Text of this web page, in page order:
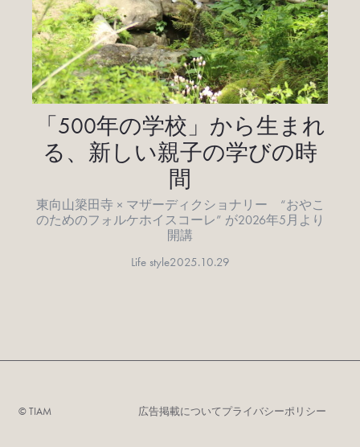
「500年の学校」から生まれ
る、新しい親子の学びの時
間
東向山簗田寺 × マザーディクショナリー “おやこ
のためのフォルケホイスコーレ” が2026年5月より
開講
Life style2025.10.29
©︎ TIAM 広告掲載についてプライバシーポリシー